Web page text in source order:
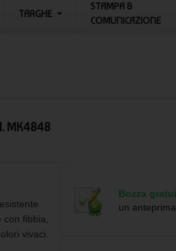
TARGHE
STAMPA &
COMUNICAZIONE
MK4848
fibbia,
vivaci.
Bozza
un